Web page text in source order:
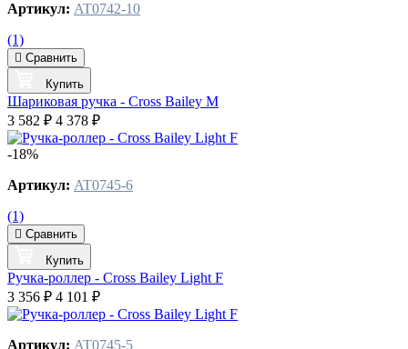
Артикул: AT0742-10
(1)
Сравнить
Купить
Шариковая ручка - Cross Bailey M
3 582 ₽ 4 378 ₽
-18%
Артикул: AT0745-6
(1)
Сравнить
Купить
Ручка-роллер - Cross Bailey Light F
3 356 ₽ 4 101 ₽
Артикул: AT0745-5